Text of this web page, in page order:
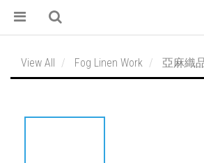
View All Fog Linen Work 亞麻織